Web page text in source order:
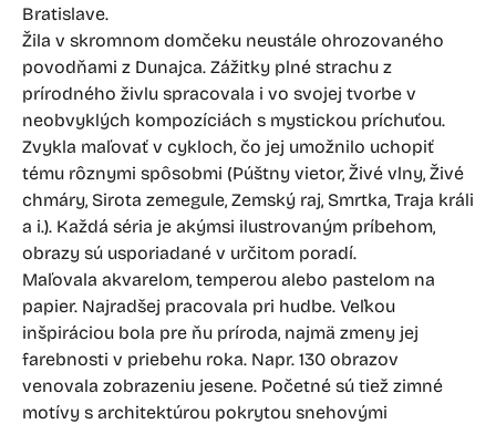
Bratislave.
Žila v skromnom domčeku neustále ohrozovaného
povodňami z Dunajca. Zážitky plné strachu z
prírodného živlu spracovala i vo svojej tvorbe v
neobvyklých kompozíciách s mystickou príchuťou.
Zvykla maľovať v cykloch, čo jej umožnilo uchopiť
tému rôznymi spôsobmi (Púštny vietor, Živé vlny, Živé
chmáry, Sirota zemegule, Zemský raj, Smrtka, Traja králi
a i.). Každá séria je akýmsi ilustrovaným príbehom,
obrazy sú usporiadané v určitom poradí.
Maľovala akvarelom, temperou alebo pastelom na
papier. Najradšej pracovala pri hudbe. Veľkou
inšpiráciou bola pre ňu príroda, najmä zmeny jej
farebnosti v priebehu roka. Napr. 130 obrazov
venovala zobrazeniu jesene. Početné sú tiež zimné
motívy s architektúrou pokrytou snehovými